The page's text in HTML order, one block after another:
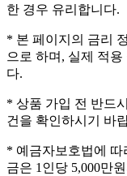
한 경우 유리합니다.
* 본 페이지의 금리
으로 하며, 실제 적
다.
* 상품 가입 전 반드
건을 확인하시기 바
* 예금자보호법에 따
금은 1인당 5,000만